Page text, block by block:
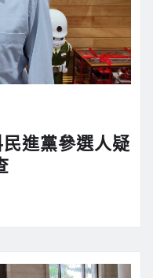
進黨參選人疑